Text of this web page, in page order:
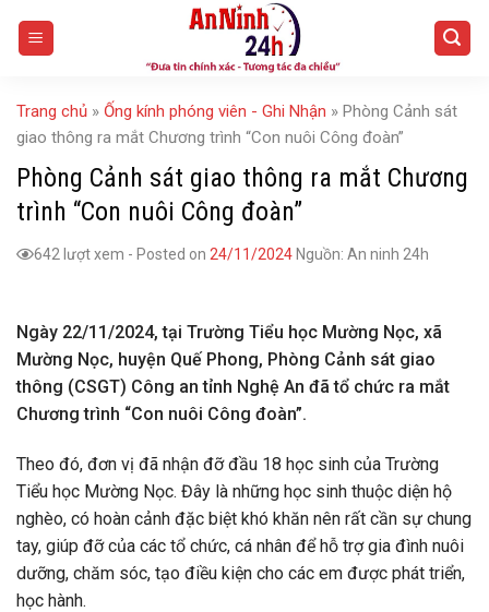
Trang chủ » Ống kính phóng viên - Ghi Nhận » Phòng Cảnh sát
giao thông ra mắt Chương trình “Con nuôi Công đoàn”
Phòng Cảnh sát giao thông ra mắt Chương
trình “Con nuôi Công đoàn”
642 lượt xem - Posted on 24/11/2024 Nguồn: An ninh 24h
Ngày 22/11/2024, tại Trường Tiểu học Mường Nọc, xã
Mường Nọc, huyện Quế Phong, Phòng Cảnh sát giao
thông (CSGT) Công an tỉnh Nghệ An đã tổ chức ra mắt
Chương trình “Con nuôi Công đoàn”.
Theo đó, đơn vị đã nhận đỡ đầu 18 học sinh của Trường
Tiểu học Mường Nọc. Đây là những học sinh thuộc diện hộ
nghèo, có hoàn cảnh đặc biệt khó khăn nên rất cần sự chung
tay, giúp đỡ của các tổ chức, cá nhân để hỗ trợ gia đình nuôi
dưỡng, chăm sóc, tạo điều kiện cho các em được phát triển,
học hành.